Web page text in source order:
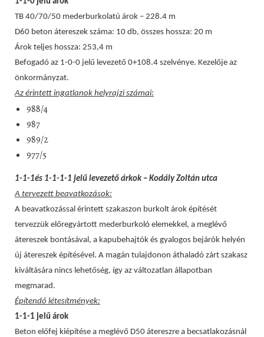
TB 40/70/50 mederburkolatú árok – 228.4 m
D60 beton átereszek száma: 10 db, összes hossza: 20 m
Árok teljes hossza: 253,4 m
Befogadó az 1-0-0 jelű levezető 0+108.4 szelvénye. Kezelője az
önkormányzat.
Az érintett ingatlanok helyrajzi számai:
988/4
987
989/2
977/5
1-1-1és 1-1-1-1 jelű levezető árkok – Kodály Zoltán utca
A tervezett beavatkozások:
A beavatkozással érintett szakaszon burkolt árok építését
tervezzük előregyártott mederburkoló elemekkel, a meglévő
átereszek bontásával, a kapubehajtók és gyalogos bejárók helyén
új átereszek építésével. A magán tulajdonon áthaladó zárt szakasz
kiváltására nincs lehetőség, így az változatlan állapotban
megmarad.
Építendő létesítmények:
1-1-1 jelű árok
Beton előfej kiépítése a meglévő D50 átereszre a becsatlakozásnál